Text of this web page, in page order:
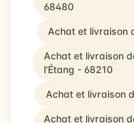
68480
Achat et livraison
Achat et livraison
l'Étang - 68210
Achat et livraison
Achat et livraison